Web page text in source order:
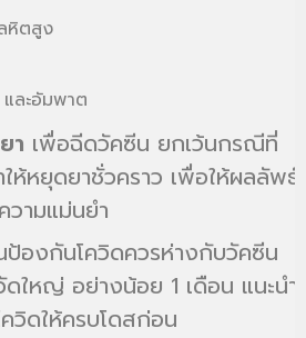
หิตสูง
ละอัมพาต
า เพื่อฉีดวัคซีน ยกเว้นกรณีที่
ห้หยุดยาชั่วคราว เพื่อให้ผลลัพธ์
ามแม่นยำ
ป้องกันโควิดควรห่างกับวัคซีน
ใหญ่ อย่างน้อย 1 เดือน แนะนำ
วิดให้ครบโดสก่อน